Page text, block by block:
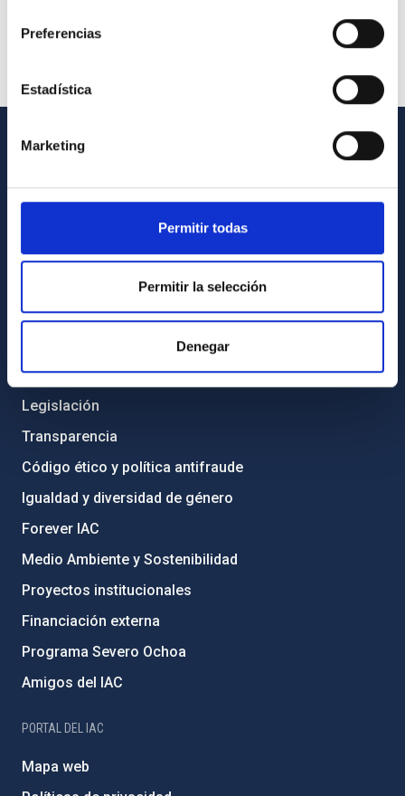
Preferencias
Estadística
Marketing
Permitir todas
Permitir la selección
Denegar
Contacto
Directorio de personal
Registro general
INFORMACIÓN INSTITUCIONAL
Legislación
Transparencia
Código ético y política antifraude
Igualdad y diversidad de género
Forever IAC
Medio Ambiente y Sostenibilidad
Proyectos institucionales
Financiación externa
Programa Severo Ochoa
Amigos del IAC
PORTAL DEL IAC
Mapa web